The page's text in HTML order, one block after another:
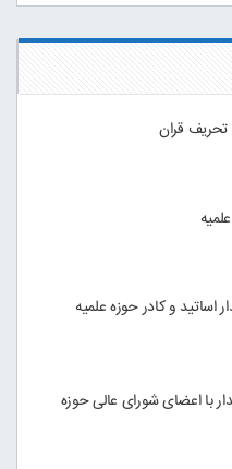
قران
اساتید و کادر حوزه علمیه
با اعضای شورای عالی حوزه